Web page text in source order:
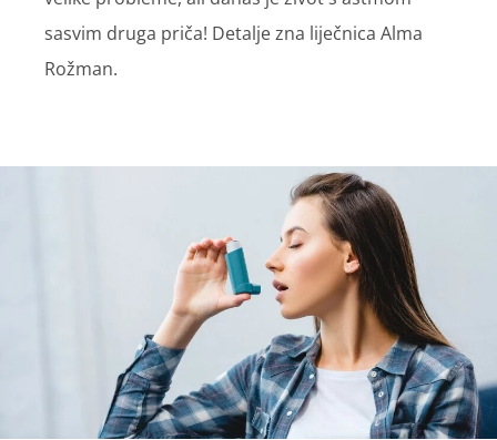
sasvim druga priča! Detalje zna liječnica Alma
Rožman.